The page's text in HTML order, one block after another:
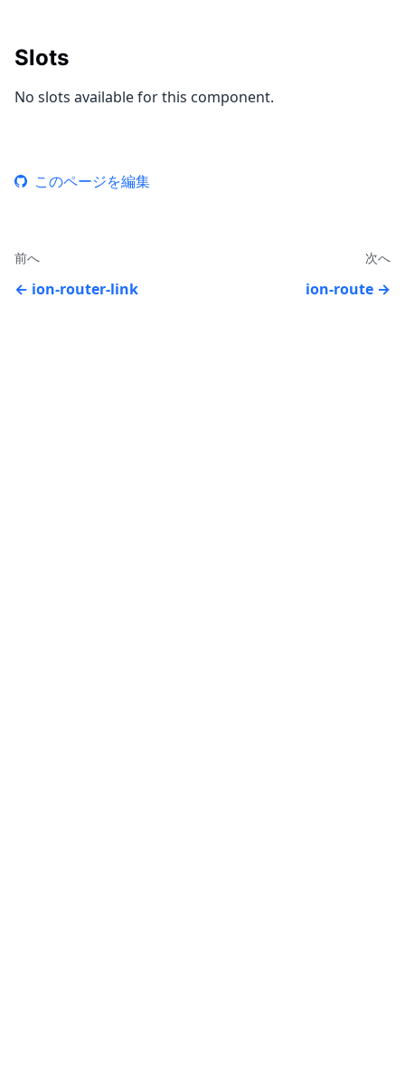
Slots
No slots available for this component.
このページを編集
前へ
ion-router-link
次へ
ion-route